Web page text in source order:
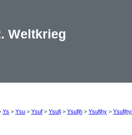
Weltkrieg
Ys > Ysu > Ysuf > Ysufj > Ysufjh > Ysufjhy > Ysufjhyl